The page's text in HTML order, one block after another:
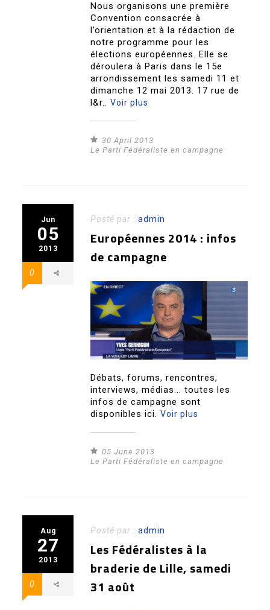
Nous organisons une première
Convention consacrée à
l’orientation et à la rédaction de
notre programme pour les
élections européennes. Elle se
déroulera à Paris dans le 15e
arrondissement les samedi 11 et
dimanche 12 mai 2013. 17 rue de
l&r..Voir plus
30 April 2013
Le Parti Fédéraliste en campagne
Jun
05
2013
0
Posté par :admin
Européennes 2014 : infos
de campagne
Débats, forums, rencontres,
interviews, médias... toutes les
infos de campagne sont
disponibles ici.Voir plus
05 June 2013
Le Parti Fédéraliste en campagne
Aug
27
2013
0
Posté par :admin
Les Fédéralistes à la
braderie de Lille, samedi
31 août